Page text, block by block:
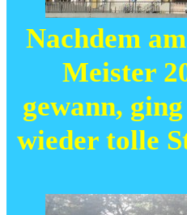
Nachdem
Meister
gewann,
wieder tolle